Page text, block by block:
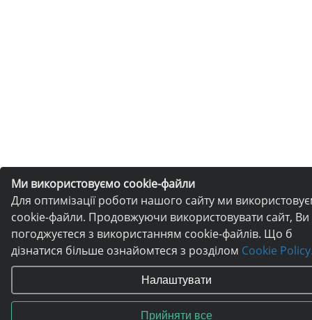
Ми використовуємо cookie-файли
Для оптимізації роботи нашого сайту ми
cookie-файли. Продовжуючи використовувати сайт, Ви
погоджуєтеся з використанням cookie-файлів. Що б
дізнатися більше ознайомтеся з розділом Cookie
Налаштувати
Прийняти все